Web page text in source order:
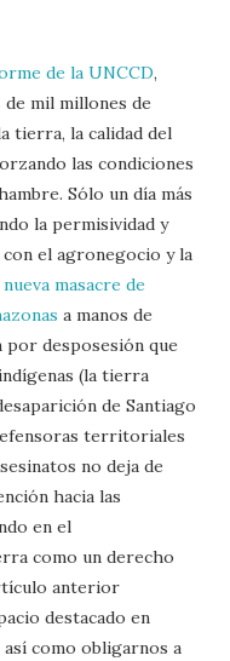
de la UNCCD,
mil millones de
tierra, la calidad del
las condiciones
Sólo un día más
la permisividad y
el agronegocio y la
nueva masacre de
a manos de
desposesión que
(la tierra
de Santiago
territoriales
no deja de
hacia las
en el
como un derecho
anterior
destacado en
así como obligarnos a